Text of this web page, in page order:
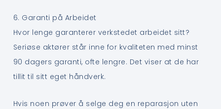
6. Garanti på Arbeidet
Hvor lenge garanterer verkstedet arbeidet sitt?
Seriøse aktører står inne for kvaliteten med minst
90 dagers garanti, ofte lengre. Det viser at de har
tillit til sitt eget håndverk.
Hvis noen prøver å selge deg en reparasjon uten